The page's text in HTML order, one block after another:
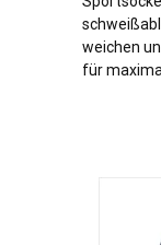
weichen
für